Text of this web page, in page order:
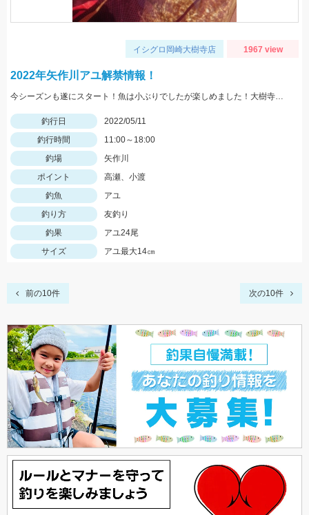
イシグロ岡崎大樹寺店 1967 view
2022年矢作川アユ解禁情報！
今シーズンも遂にスタート！魚は小ぶりでしたが楽しめました！大樹寺店岩崎釣行
釣行日
2022/05/11
釣行時間
11:00～18:00
釣場
矢作川
ポイント
高瀬、小渡
釣魚
アユ
釣り方
友釣り
釣果
アユ24尾
サイズ
アユ最大14㎝
前の10件 次の10件